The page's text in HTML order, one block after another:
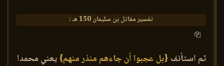
تفسير مقاتل بن سليمان 150 هـ :
ثم استأنف {بل عجبوا أن جاءهم منذر منهم}يعني محمدا